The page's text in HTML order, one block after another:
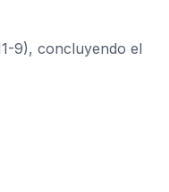
9), concluyendo el